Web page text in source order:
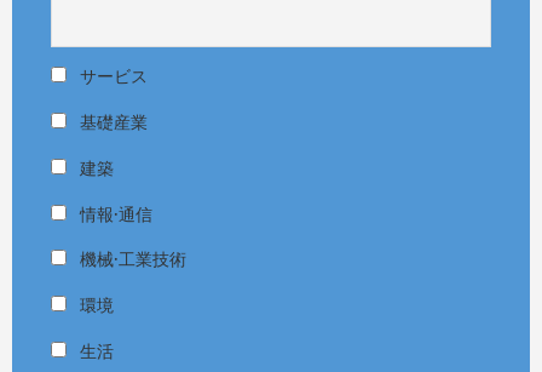
サービス
基礎産業
建築
情報·通信
機械·工業技術
環境
生活